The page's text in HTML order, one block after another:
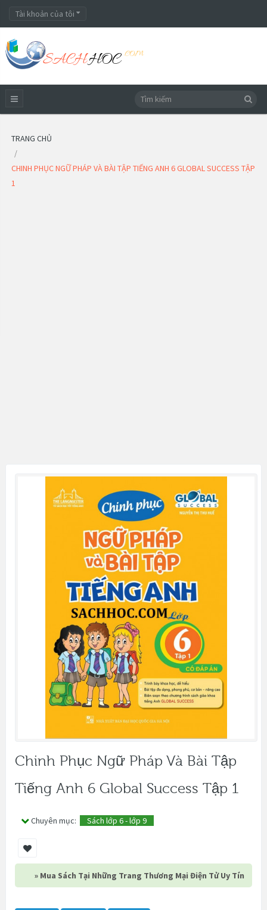
Tài khoản của tôi
TRANG CHỦ
CHINH PHỤC NGỮ PHÁP VÀ BÀI TẬP TIẾNG ANH 6 GLOBAL SUCCESS TẬP
1
Chinh Phục Ngữ Pháp Và Bài Tập
Tiếng Anh 6 Global Success Tập 1
Chuyên mục: Sách lớp 6 - lớp 9
» Mua Sách Tại Những Trang Thương Mại Điện Tử Uy Tín